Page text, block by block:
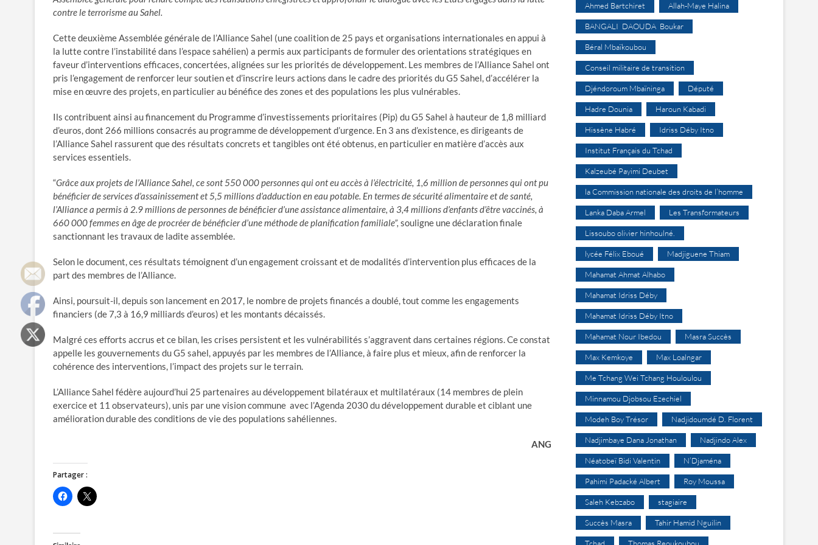
contre le terrorisme au Sahel.
Cette deuxième Assemblée générale de l’Alliance Sahel (une coalition de 25 pays et organisations internationales en appui à
la lutte contre l’instabilité dans l’espace sahélien) a permis aux participants de formuler des orientations stratégiques en
faveur d’interventions efficaces, concertées, alignées sur les priorités de développement. Les membres de l’Alliance Sahel ont
pris l’engagement de renforcer leur soutien et d’inscrire leurs actions dans le cadre des priorités du G5 Sahel, d’accélérer la
mise en œuvre des projets, en particulier au bénéfice des zones et des populations les plus vulnérables.
Ils contribuent ainsi au financement du Programme d’investissements prioritaires (Pip) du G5 Sahel à hauteur de 1,8 milliard
d’euros, dont 266 millions consacrés au programme de développement d’urgence. En 3 ans d’existence, es dirigeants de
l’Alliance Sahel rassurent que des résultats concrets et tangibles ont été obtenus, en particulier en matière d’accès aux
services essentiels.
“Grâce aux projets de l’Alliance Sahel, ce sont 550 000 personnes qui ont eu accès à l’électricité, 1,6 million de personnes qui ont pu
bénéficier de services d’assainissement et 5,5 millions d’adduction en eau potable. En termes de sécurité alimentaire et de santé,
l’Alliance a permis à 2.9 millions de personnes de bénéficier d’une assistance alimentaire, à 3,4 millions d’enfants d’être vaccinés, à
660 000 femmes en âge de procréer de bénéficier d’une méthode de planification familiale”, souligne une déclaration finale
sanctionnant les travaux de ladite assemblée.
Selon le document, ces résultats témoignent d’un engagement croissant et de modalités d’intervention plus efficaces de la
part des membres de l’Alliance.
Ainsi, poursuit-il, depuis son lancement en 2017, le nombre de projets financés a doublé, tout comme les engagements
financiers (de 7,3 à 16,9 milliards d’euros) et les montants décaissés.
Malgré ces efforts accrus et ce bilan, les crises persistent et les vulnérabilités s’aggravent dans certaines régions. Ce constat
appelle les gouvernements du G5 sahel, appuyés par les membres de l’Alliance, à faire plus et mieux, afin de renforcer la
cohérence des interventions, l’impact des projets sur le terrain.
L’Alliance Sahel fédère aujourd’hui 25 partenaires au développement bilatéraux et multilatéraux (14 membres de plein
exercice et 11 observateurs), unis par une vision commune avec l’Agenda 2030 du développement durable et ciblant une
amélioration durable des conditions de vie des populations sahéliennes.
ANG
Partager :
C
l
e
z
C
l
Ahmed Bartchiret Allah-Maye Halina
BANGALI DAOUDA Boukar
Béral Mbaïkoubou
Conseil militaire de transition
Djéndoroum Mbaïninga Député
Hadre Dounia Haroun Kabadi
Hissène Habré Idriss Déby Itno
Institut Français du Tchad
Kalzeubé Payimi Deubet
la Commission nationale des droits de l’homme
Lanka Daba Armel Les Transformateurs
Lissoubo olivier hinhoulné.
lycée Félix Eboué Madjiguene Thiam
Mahamat Ahmat Alhabo
Mahamat Idriss Déby
Mahamat Idriss Déby Itno
Mahamat Nour Ibedou Masra Succès
Max Kemkoye Max Loalngar
Me Tchang Wei Tchang Houloulou
Minnamou Djobsou Ezechiel
Modeh Boy Trésor Nadjidoumdé D. Florent
Nadjimbaye Dana Jonathan Nadjindo Alex
Néatobeï Bidi Valentin N’Djaména
Pahimi Padacké Albert Roy Moussa
Saleh Kebzabo stagiaire
Succès Masra Tahir Hamid Nguilin